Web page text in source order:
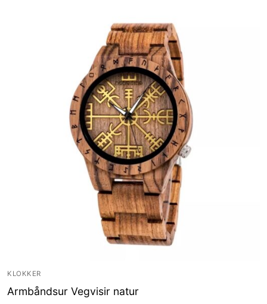
KLOKKER
Armbåndsur Vegvisir natur